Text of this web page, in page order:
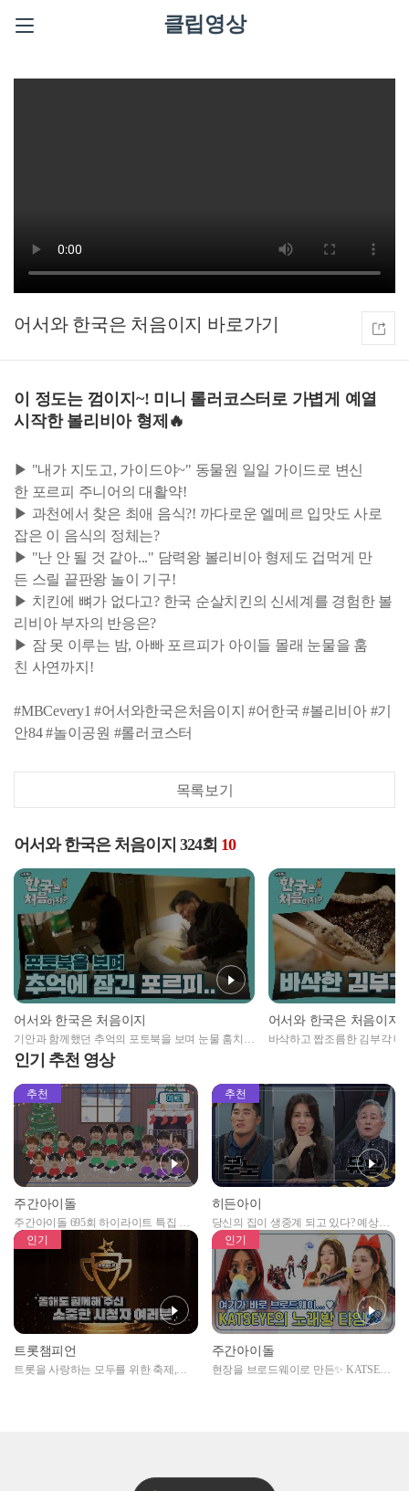
클립영상
어서와 한국은 처음이지
이 정도는 껌이지~! 미니 롤러코스터로 가볍게 예열
시작한 볼리비아 형제🔥
▶ "내가 지도고, 가이드야~" 동물원 일일 가이드로 변신
한 포르피 주니어의 대활약!
▶ 과천에서 찾은 최애 음식?! 까다로운 엘메르 입맛도 사로
잡은 이 음식의 정체는?
▶ "난 안 될 것 같아..." 담력왕 볼리비아 형제도 겁먹게 만
든 스릴 끝판왕 놀이 기구!
▶ 치킨에 뼈가 없다고? 한국 순살치킨의 신세계를 경험한 볼
리비아 부자의 반응은?
▶ 잠 못 이루는 밤, 아빠 포르피가 아이들 몰래 눈물을 훔
친 사연까지!
#MBCevery1 #어서와한국은처음이지 #어한국 #볼리비아 #기
안84 #놀이공원 #롤러코스터
목록보기
어서와 한국은 처음이지 324회 10
어서와 한국은 처음이지
기안과 함께했던 추억의 포토북을 보며 눈물 훔치는
포르피..😢
어서와 한국은 처음이지
바삭하고 짭조름한 김부각
인기 추천 영상
추천
주간아이돌
주간아이돌 695회 하이라이트 특집 남
자아이돌편 예고
추천
히든아이
당신의 집이 생중계 되고 있다? 예상치
못한 곳에서 일어나는 불법촬영 범죄!
인기
트롯챔피언
트롯을 사랑하는 모두를 위한 축제,
인기
주간아이돌
현장을 브로드웨이로 만든✨ KATSEYE